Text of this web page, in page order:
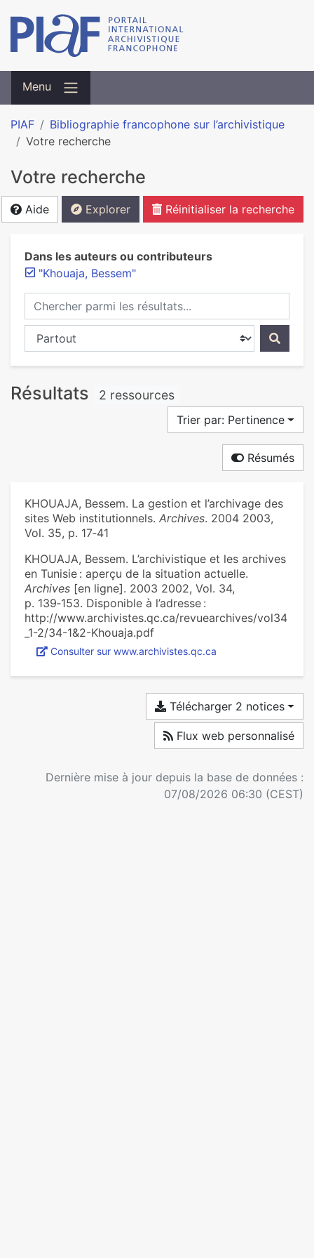
Menu
PIAF
Bibliographie francophone sur l’archivistique
Votre recherche
Votre recherche
Aide Explorer Réinitialiser la recherche
Dans les auteurs ou contributeurs
"Khouaja, Bessem"
Chercher parmi les résultats...
Chercher dans...
Résultats 2 ressources
Trier par: Pertinence
Résumés
KHOUAJA, Bessem. La gestion et l’archivage des
sites Web institutionnels. Archives. 2004 2003,
Vol. 35, p. 17‑41
KHOUAJA, Bessem. L’archivistique et les archives
en Tunisie : aperçu de la situation actuelle.
Archives [en ligne]. 2003 2002, Vol. 34,
p. 139‑153. Disponible à l’adresse :
http://www.archivistes.qc.ca/revuearchives/vol34
_1-2/34-1&2-Khouaja.pdf
Consulter sur www.archivistes.qc.ca
Télécharger 2 notices
Flux web personnalisé
Dernière mise à jour depuis la base de données :
07/08/2026 06:30 (CEST)